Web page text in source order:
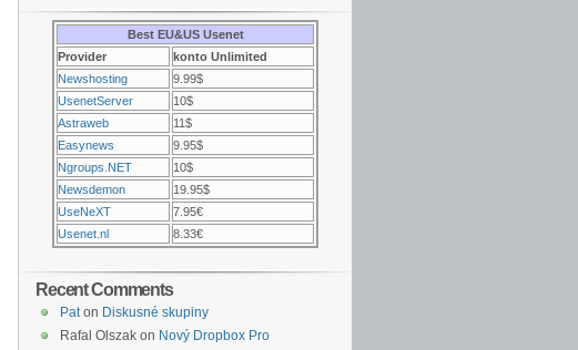
Best EU&US Usenet
Provider
konto Unlimited
Newshosting
9.99$
UsenetServer
10$
Astraweb
11$
Easynews
9.95$
Ngroups.NET
10$
Newsdemon
19.95$
UseNeXT
7.95€
Usenet.nl
8.33€
Recent Comments
Paton Diskusné skupiny
Rafal Olszak on Nový Dropbox Pro